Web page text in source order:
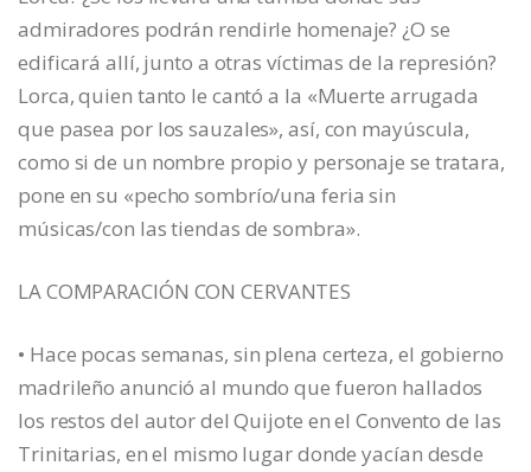
admiradores podrán rendirle homenaje? ¿O se
edificará allí, junto a otras víctimas de la represión?
Lorca, quien tanto le cantó a la «Muerte arrugada
que pasea por los sauzales», así, con mayúscula,
como si de un nombre propio y personaje se tratara,
pone en su «pecho sombrío/una feria sin
músicas/con las tiendas de sombra».
LA COMPARACIÓN CON CERVANTES
• Hace pocas semanas, sin plena certeza, el gobierno
madrileño anunció al mundo que fueron hallados
los restos del autor del Quijote en el Convento de las
Trinitarias, en el mismo lugar donde yacían desde